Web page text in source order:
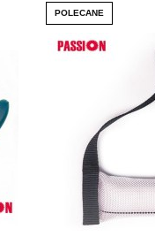
POLECANE